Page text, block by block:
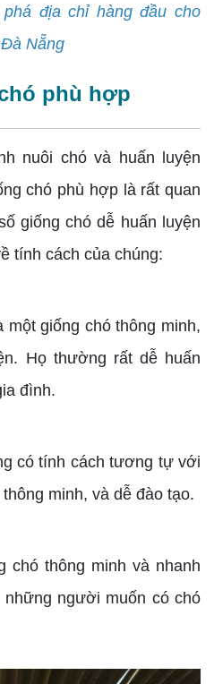
địa chỉ hàng đầu cho
Nẵng
phù hợp
nuôi chó và huấn luyện
chó phù hợp là rất quan
giống chó dễ huấn luyện
tính cách của chúng:
giống chó thông minh,
Họ thường rất dễ huấn
đình.
có tính cách tương tự với
minh, và dễ đào tạo.
thông minh và nhanh
người muốn có chó